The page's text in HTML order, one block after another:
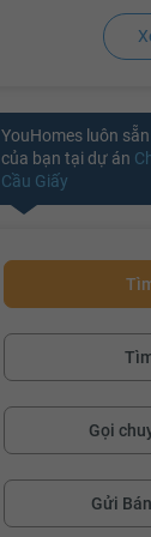
YouHomes luôn
của bạn tại dự án
Cầu Giấy
Gọi
Gửi